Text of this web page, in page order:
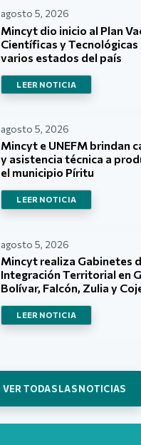
agosto 5, 2026
Mincyt dio inicio al Plan
Científicas y Tecnológicas
varios estados del país
LEER NOTICIA
agosto 5, 2026
Mincyt e UNEFM brindan
y asistencia técnica a
el municipio Píritu
LEER NOTICIA
agosto 5, 2026
Mincyt realiza Gabinetes
Integración Territorial en
Bolívar, Falcón, Zulia y
LEER NOTICIA
VER TODAS LAS NOTICIAS